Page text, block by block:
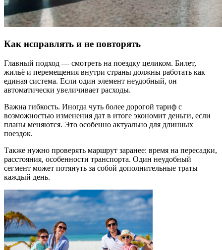
Как исправлять и не повторять
Главный подход — смотреть на поездку целиком. Билет,
жильё и перемещения внутри страны должны работать как
единая система. Если один элемент неудобный, он
автоматически увеличивает расходы.
Важна гибкость. Иногда чуть более дорогой тариф с
возможностью изменения дат в итоге экономит деньги, если
планы меняются. Это особенно актуально для длинных
поездок.
Также нужно проверять маршрут заранее: время на пересадки,
расстояния, особенности транспорта. Один неудобный
сегмент может потянуть за собой дополнительные траты
каждый день.